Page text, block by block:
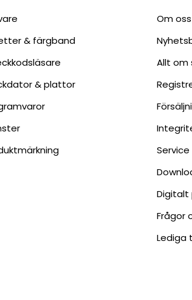
& färgband
& plattor
Om oss
Allt om
Digitalt
Frågor
Lediga